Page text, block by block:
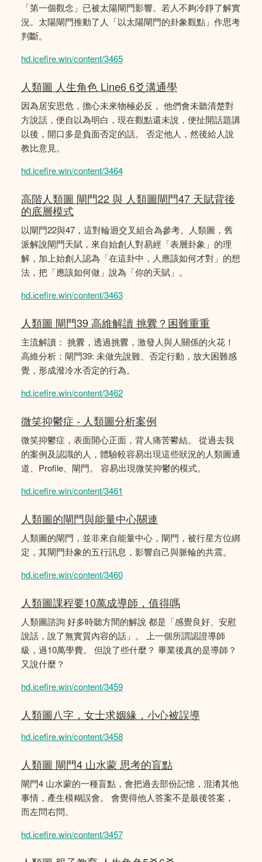
「第一個觀念」已被太陽閘門影響。若人不夠冷靜了解實
況。太陽閘門推動了人「以太陽閘門的卦象觀點」作思考
判斷。
hd.icefire.win/content/3465
人類圖 人生角色 Line6 6爻溝通學
因為居安思危，擔心未來物極必反， 他們會未聽清楚對
方說話，便自以為明白，現在觀點還未說，便扯開話題講
以後，開口多是負面否定的話。 否定他人，然後給人說
教比意見。
hd.icefire.win/content/3464
高階人類圖 閘門22 與 人類圖閘門47 天賦背後
的底層模式
以閘門22與47，這對輪迴交叉組合為參考。人類圖，舊
派解說閘門天賦，來自始創人對易經「表層卦象」的理
解，加上始創人認為「在這卦中，人應該如何才對」的想
法，把「應該如何做」說為「你的天賦」。
hd.icefire.win/content/3463
人類圖 閘門39 高維解讀 挑釁？困難重重
主流解讀： 挑釁，透過挑釁，激發人與人關係的火花！
高維分析：閘門39: 未做先說難、否定行動，放大困難感
覺，形成潑冷水否定的行為。
hd.icefire.win/content/3462
微笑抑鬱症 - 人類圖分析案例
微笑抑鬱症，表面開心正面，背人痛苦鬰結。 從過去我
的案例及認識的人，體驗較容易出現這些狀況的人類圖通
道、Profile、閘門。 容易出現微笑抑鬱的模式。
hd.icefire.win/content/3461
人類圖的閘門與能量中心關連
人類圖的閘門，並非來自能量中心，閘門，被行星方位綁
定，其閘門卦象的五行訊息，影響自己與脈輪的共震。
hd.icefire.win/content/3460
人類圖課程要10萬成導師，值得嗎
人類圖諮詢 好多時聽方間的解說 都是「感覺良好、安慰
說話，說了無實質內容的話」。 上一個所謂認證導師
級，過10萬學費。 但說了些什麼？ 畢業後真的是導師？
又說什麼？
hd.icefire.win/content/3459
人類圖八字，女士求姻緣，小心被誤導
hd.icefire.win/content/3458
人類圖 閘門4 山水蒙 思考的盲點
閘門4 山水蒙的一種盲點，會把過去部份記憶，混淆其他
事情，產生模糊誤會。 會覺得他人答案不是最後答案，
而左問右問。
hd.icefire.win/content/3457